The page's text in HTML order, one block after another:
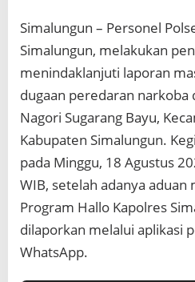
Simalungun – Personel
Simalungun, melakukan
menindaklanjuti laporan
dugaan peredaran narkoba
Nagori Sugarang Bayu,
Kabupaten Simalungun.
pada Minggu, 18 Agustus
WIB, setelah adanya aduan
Program Hallo Kapolres
dilaporkan melalui aplikasi
WhatsApp.